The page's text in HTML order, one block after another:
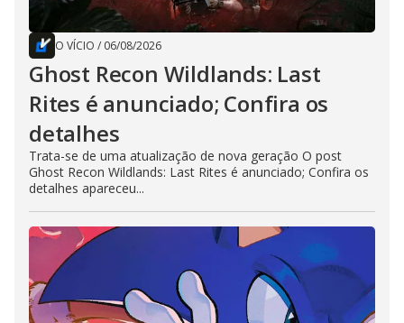
O VÍCIO / 06/08/2026
Ghost Recon Wildlands: Last
Rites é anunciado; Confira os
detalhes
Trata-se de uma atualização de nova geração O post
Ghost Recon Wildlands: Last Rites é anunciado; Confira os
detalhes apareceu...